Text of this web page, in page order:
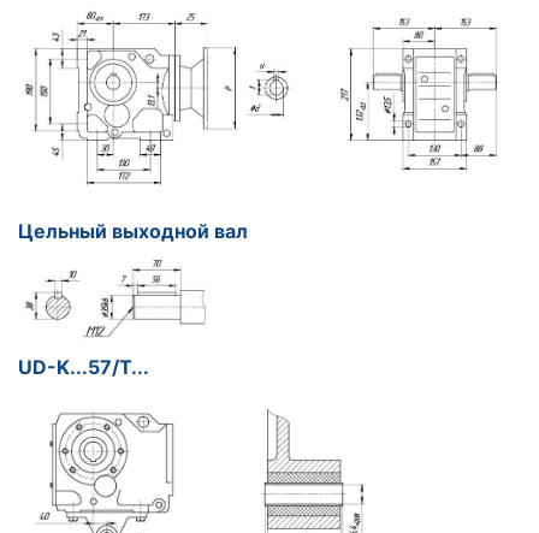
Цельный выходной вал
UD-K...57/T...